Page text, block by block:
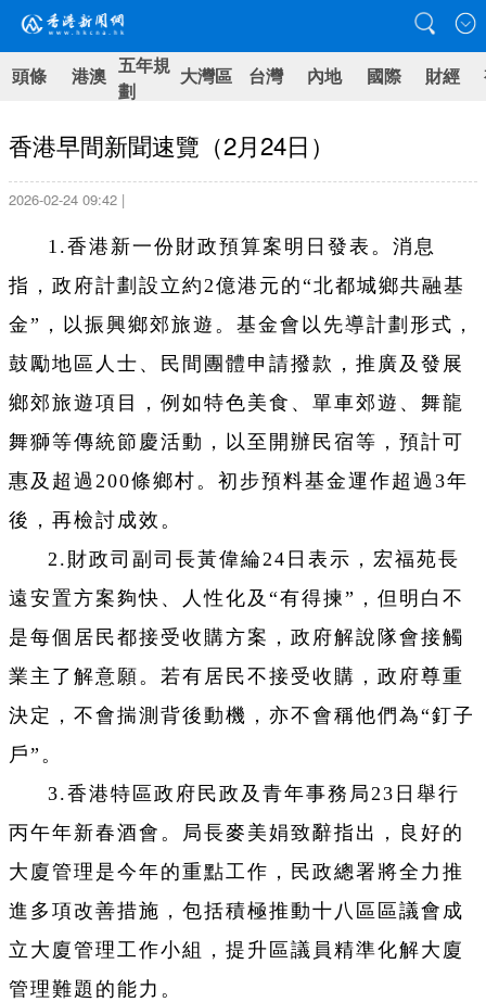
頭條 港澳 五年規
劃
大灣區 台灣 內地 國際 財經
香港早間新聞速覽（2月24日）
2026-02-24 09:42 |
1.香港新一份財政預算案明日發表。消息
指，政府計劃設立約2億港元的“北都城鄉共融基
金”，以振興鄉郊旅遊。基金會以先導計劃形式，
鼓勵地區人士、民間團體申請撥款，推廣及發展
鄉郊旅遊項目，例如特色美食、單車郊遊、舞龍
舞獅等傳統節慶活動，以至開辦民宿等，預計可
惠及超過200條鄉村。初步預料基金運作超過3年
後，再檢討成效。
2.財政司副司長黃偉綸24日表示，宏福苑長
遠安置方案夠快、人性化及“有得揀”，但明白不
是每個居民都接受收購方案，政府解說隊會接觸
業主了解意願。若有居民不接受收購，政府尊重
決定，不會揣測背後動機，亦不會稱他們為“釘子
戶”。
3.香港特區政府民政及青年事務局23日舉行
丙午年新春酒會。局長麥美娟致辭指出，良好的
大廈管理是今年的重點工作，民政總署將全力推
進多項改善措施，包括積極推動十八區區議會成
立大廈管理工作小組，提升區議員精準化解大廈
管理難題的能力。